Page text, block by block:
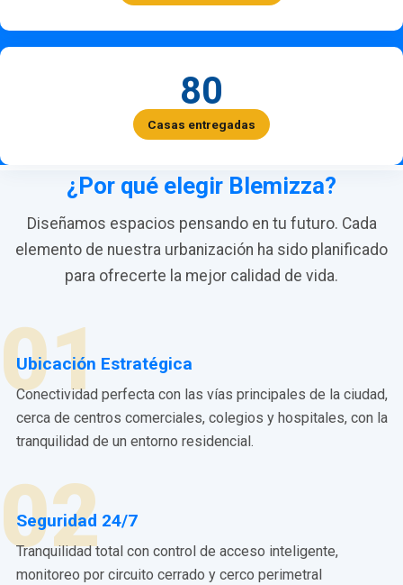
80
Casas entregadas
¿Por qué elegir Blemizza?
Diseñamos espacios pensando en tu futuro. Cada
elemento de nuestra urbanización ha sido planificado
para ofrecerte la mejor calidad de vida.
01
Ubicación Estratégica
Conectividad perfecta con las vías principales de la ciudad,
cerca de centros comerciales, colegios y hospitales, con la
tranquilidad de un entorno residencial.
02
Seguridad 24/7
Tranquilidad total con control de acceso inteligente,
monitoreo por circuito cerrado y cerco perimetral